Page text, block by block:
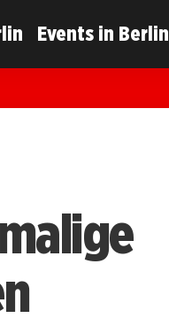
Events in Berlin